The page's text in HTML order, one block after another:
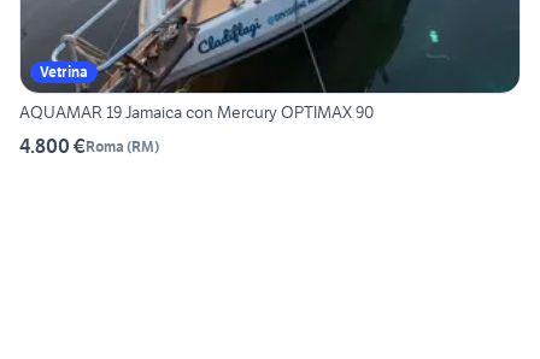
Vetrina
AQUAMAR 19 Jamaica con Mercury OPTIMAX 90
4.800 €Roma (RM)